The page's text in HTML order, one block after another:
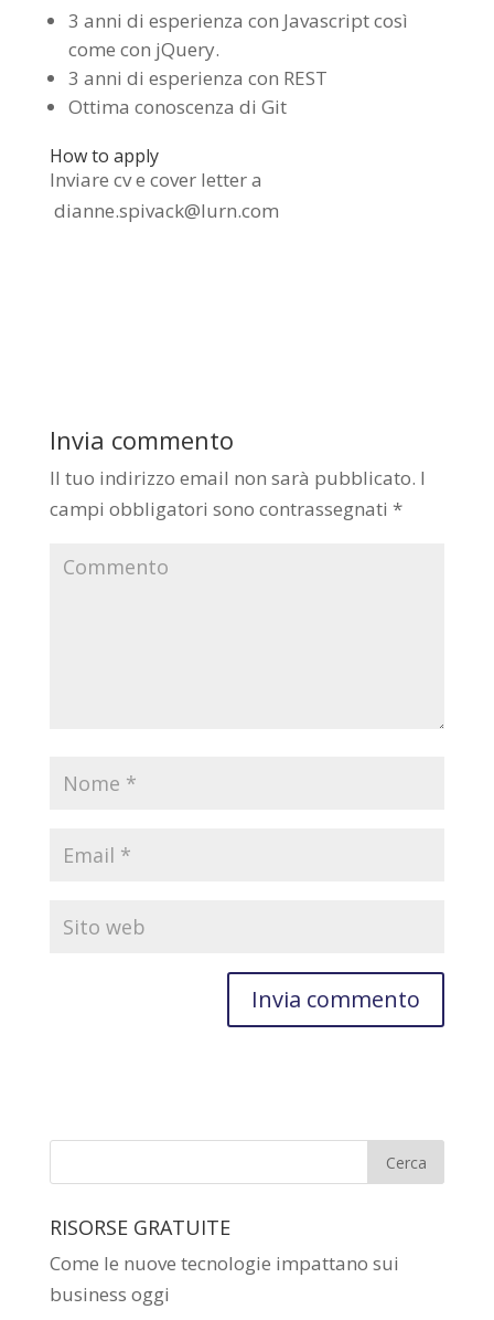
3 anni di esperienza con Javascript così
come con jQuery.
3 anni di esperienza con REST
Ottima conoscenza di Git
How to apply
Inviare cv e cover letter a
dianne.spivack@lurn.com
Invia commento
Il tuo indirizzo email non sarà pubblicato. I
campi obbligatori sono contrassegnati *
RISORSE GRATUITE
Come le nuove tecnologie impattano sui
business oggi